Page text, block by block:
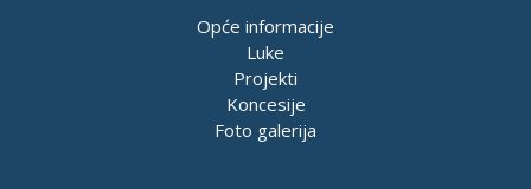
Opće informacije
Luke
Projekti
Koncesije
Foto galerija